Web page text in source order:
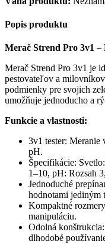
Popis produktu
Merač Strend Pro 3v1
Merač Strend Pro 3v1 je
pestovateľov a
podmienky pre svojich
umožňuje jednoducho a
Funkcie a vlastnosti:
3v1 tester: Meranie
pH.
Špecifikácie:
1–10, pH: Rozsah
Jednoduché
hodnotami jediným
Kompaktné
manipuláciu.
Odolná
dlhodobé